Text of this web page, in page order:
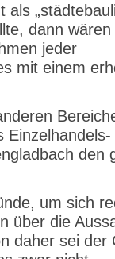
als
dann wären
jeder
mit einem
Einzelhandels-
den
um sich
über die
daher sei der